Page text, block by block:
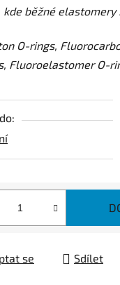
běžné elastomery
O-rings,
Fluoroelastomer O-
se Sdílet